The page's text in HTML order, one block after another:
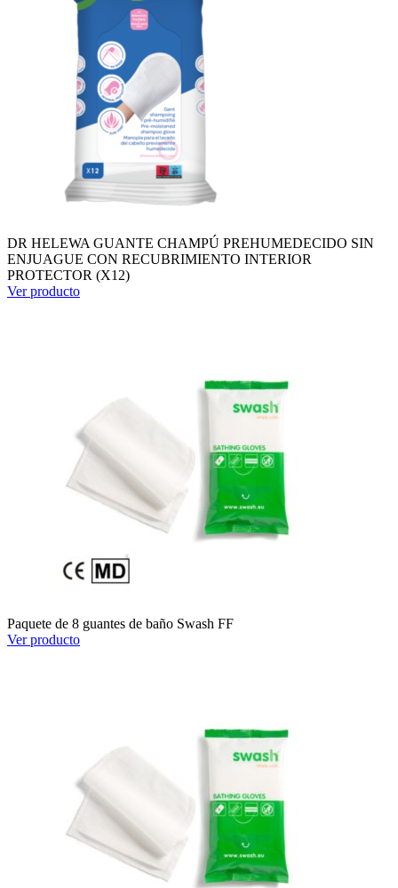
DR HELEWA GUANTE CHAMPÚ PREHUMEDECIDO SIN
ENJUAGUE CON RECUBRIMIENTO INTERIOR
PROTECTOR (X12)
Ver producto
Paquete de 8 guantes de baño Swash FF
Ver producto